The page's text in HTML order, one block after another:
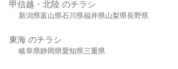
甲信越・北陸 のチラシ
新潟県富山県石川県福井県山梨県長野県
東海 のチラシ
岐阜県静岡県愛知県三重県